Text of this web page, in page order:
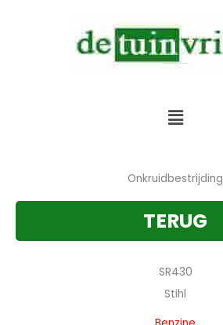
Menu
Onkruidbestrijding
TERUG
SR430
Stihl